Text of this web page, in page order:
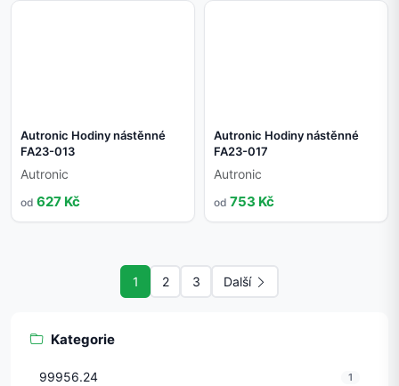
Autronic Hodiny nástěnné
FA23-013
Autronic
od 627 Kč
Autronic Hodiny nástěnné
FA23-017
Autronic
od 753 Kč
1 2 3 Další
Kategorie
99956.24 1